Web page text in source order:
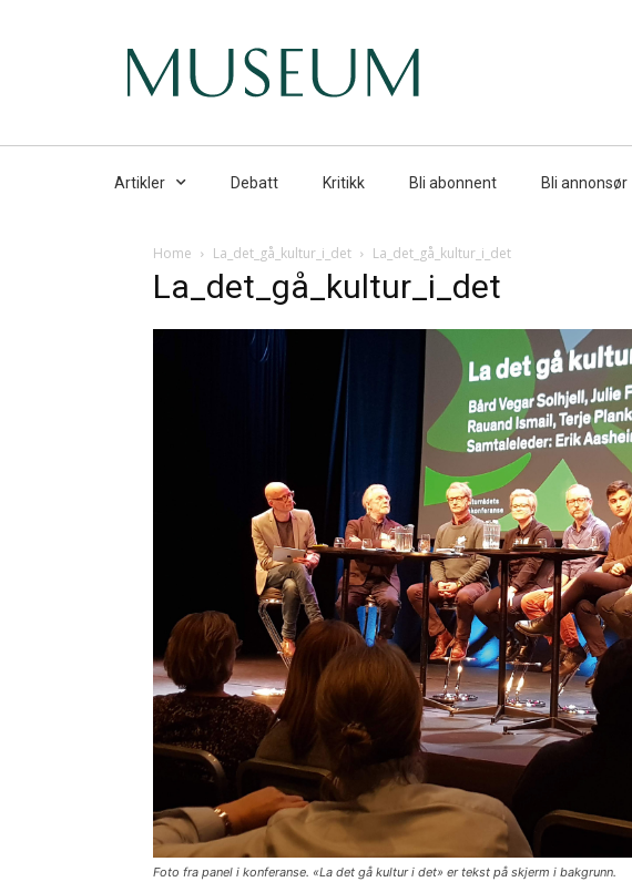
Artikler Debatt Kritikk Bli abonnent Bli annonsør
Home La_det_gå_kultur_i_det La_det_gå_kultur_i_det
La_det_gå_kultur_i_det
Foto fra panel i konferanse. «La det gå kultur i det» er tekst på skjerm i bakgrunn.